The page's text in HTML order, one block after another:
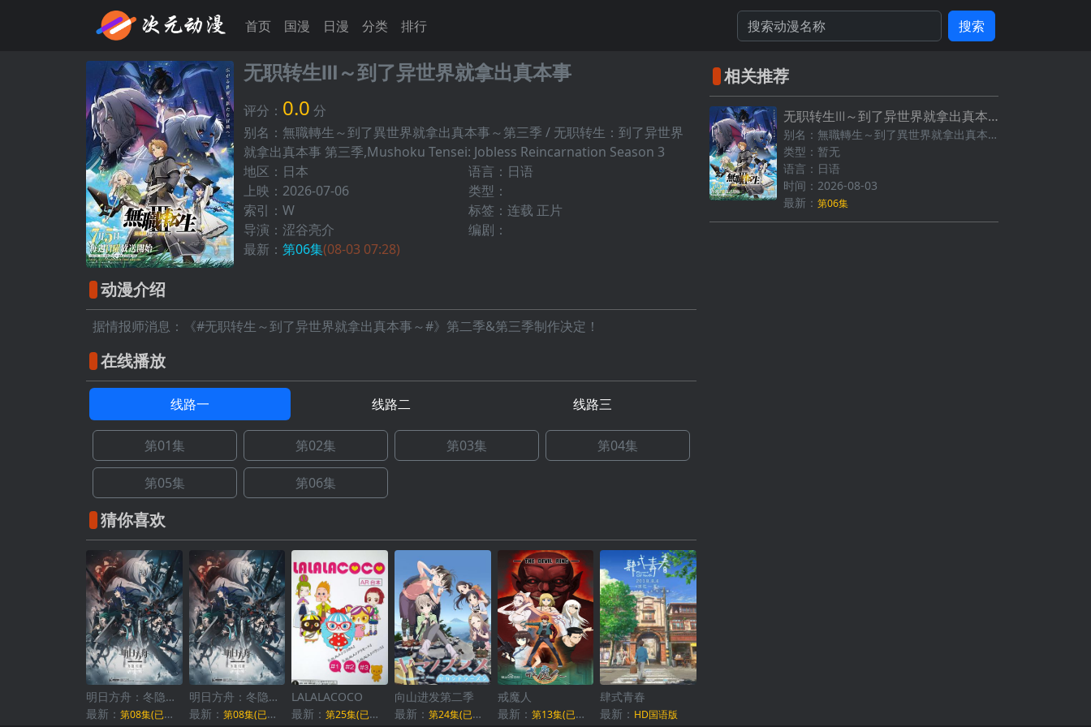
首页 国漫 日漫 分类 排行 搜索
无职转生Ⅲ～到了异世界就拿出真本事
评分： 0.0 分
别名：無職轉生～到了異世界就拿出真本事～第三季 / 无职转生：到了异世界
就拿出真本事 第三季,Mushoku Tensei: Jobless Reincarnation Season 3
地区：日本
语言：日语
上映：2026-07-06
类型：
索引：W
标签：连载 正片
导演：涩谷亮介
编剧：
最新： 第06集(08-03 07:28)
动漫介绍
据情报师消息：《#无职转生～到了异世界就拿出真本事～#》第二季&第三季制作决定！
在线播放
线路一 线路二 线路三
第01集 第02集 第03集 第04集
第05集 第06集
猜你喜欢
明日方舟：冬隐归路国语
最新： 第08集(已完结)
明日方舟：冬隐归路日语
最新： 第08集(已完结)
LALALACOCO
最新：第25集(已完结)
向山进发第二季
最新： 第24集(已完结)
戒魔人
最新： 第13集(已完结)
肆式青春
最新： HD国语版
相关推荐
无职转生Ⅲ～到了异世界就拿出真本事
别名：無職轉生～到了異世界就拿出真本事～第三季 / 无职转生：到了异世界就拿出真本事 第三季,Mushoku Tensei: Jobless Reincarnation Season 3
类型：暂无
语言：日语
时间：2026-08-03
最新： 第06集